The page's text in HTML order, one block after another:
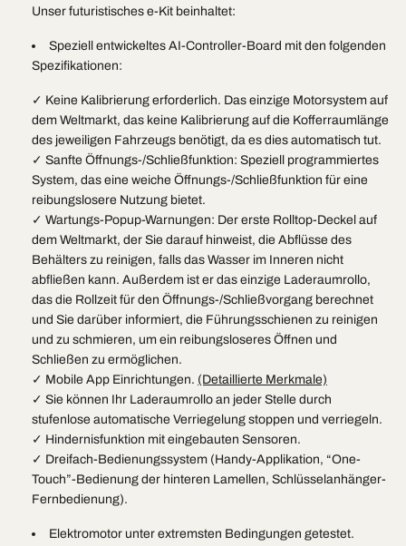
Unser futuristisches e-Kit beinhaltet:
Speziell entwickeltes AI-Controller-Board mit den folgenden
Spezifikationen:
✓ Keine Kalibrierung erforderlich. Das einzige Motorsystem auf
dem Weltmarkt, das keine Kalibrierung auf die Kofferraumlänge
des jeweiligen Fahrzeugs benötigt, da es dies automatisch tut.
✓ Sanfte Öffnungs-/Schließfunktion: Speziell programmiertes
System, das eine weiche Öffnungs-/Schließfunktion für eine
reibungslosere Nutzung bietet.
✓ Wartungs-Popup-Warnungen: Der erste Rolltop-Deckel auf
dem Weltmarkt, der Sie darauf hinweist, die Abflüsse des
Behälters zu reinigen, falls das Wasser im Inneren nicht
abfließen kann. Außerdem ist er das einzige Laderaumrollo,
das die Rollzeit für den Öffnungs-/Schließvorgang berechnet
und Sie darüber informiert, die Führungsschienen zu reinigen
und zu schmieren, um ein reibungsloseres Öffnen und
Schließen zu ermöglichen.
✓ Mobile App Einrichtungen. (Detaillierte Merkmale)
✓ Sie können Ihr Laderaumrollo an jeder Stelle durch
stufenlose automatische Verriegelung stoppen und verriegeln.
✓ Hindernisfunktion mit eingebauten Sensoren.
✓ Dreifach-Bedienungssystem (Handy-Applikation, “One-
Touch”-Bedienung der hinteren Lamellen, Schlüsselanhänger-
Fernbedienung).
Elektromotor unter extremsten Bedingungen getestet.